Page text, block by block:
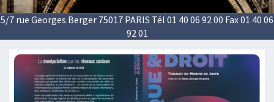
5/7 rue Georges Berger 75017 PARIS Tél 01 40 06 92 00 Fax 01 40 06
92 01